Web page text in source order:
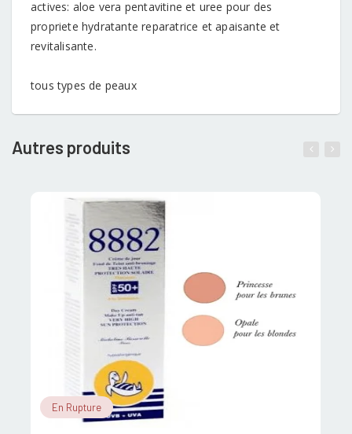
actives: aloe vera pentavitine et uree pour des
propriete hydratante reparatrice et apaisante et
revitalisante.
tous types de peaux
Autres produits
En Rupture